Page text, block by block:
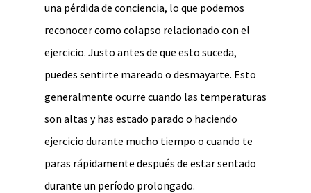
una pérdida de conciencia, lo que podemos
reconocer como colapso relacionado con el
ejercicio. Justo antes de que esto suceda,
puedes sentirte mareado o desmayarte. Esto
generalmente ocurre cuando las temperaturas
son altas y has estado parado o haciendo
ejercicio durante mucho tiempo o cuando te
paras rápidamente después de estar sentado
durante un período prolongado.